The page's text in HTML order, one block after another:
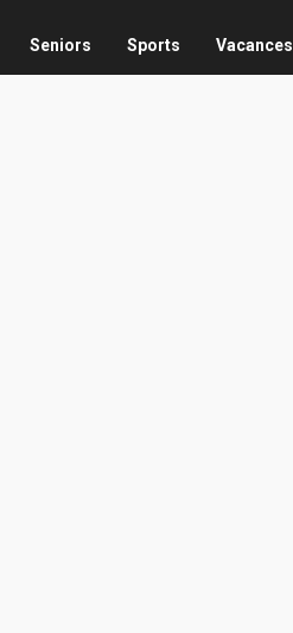
Seniors Sports Vacances